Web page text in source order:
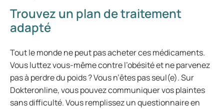
Trouvez un plan de traitement
adapté
Tout le monde ne peut pas acheter ces médicaments.
Vous luttez vous-même contre l’obésité et ne parvenez
pas à perdre du poids ? Vous n’êtes pas seul(e). Sur
Dokteronline, vous pouvez communiquer vos plaintes
sans difficulté. Vous remplissez un questionnaire en